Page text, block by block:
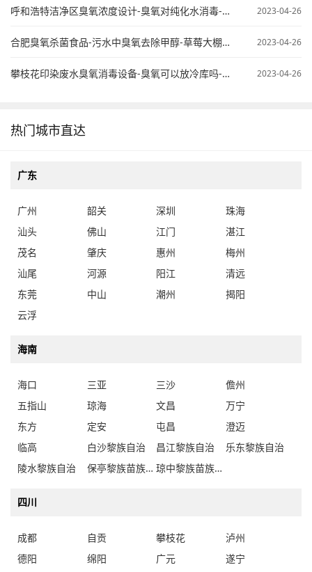
呼和浩特洁净区臭氧浓度设计-臭氧对纯化水消毒-臭氧纯水杀菌 2023-04-26
合肥臭氧杀菌食品-污水中臭氧去除甲醇-草莓大棚臭氧使用 2023-04-26
攀枝花印染废水臭氧消毒设备-臭氧可以放冷库吗-桶装水臭氧处理 2023-04-26
热门城市直达
广东
广州 韶关 深圳
珠海
汕头
佛山 江门
湛江
茂名
肇庆 惠州
梅州
汕尾
河源 阳江
清远
东莞
中山 潮州
揭阳
云浮
海南
海口 三亚 三沙
儋州
五指山
琼海 文昌
万宁
东方
定安 屯昌
澄迈
临高
白沙黎族自治 昌江黎族自治
乐东黎族自治
陵水黎族自治
保亭黎族苗族自治 琼中黎族苗族自治
四川
成都 自贡 攀枝花
泸州
德阳
绵阳 广元
遂宁